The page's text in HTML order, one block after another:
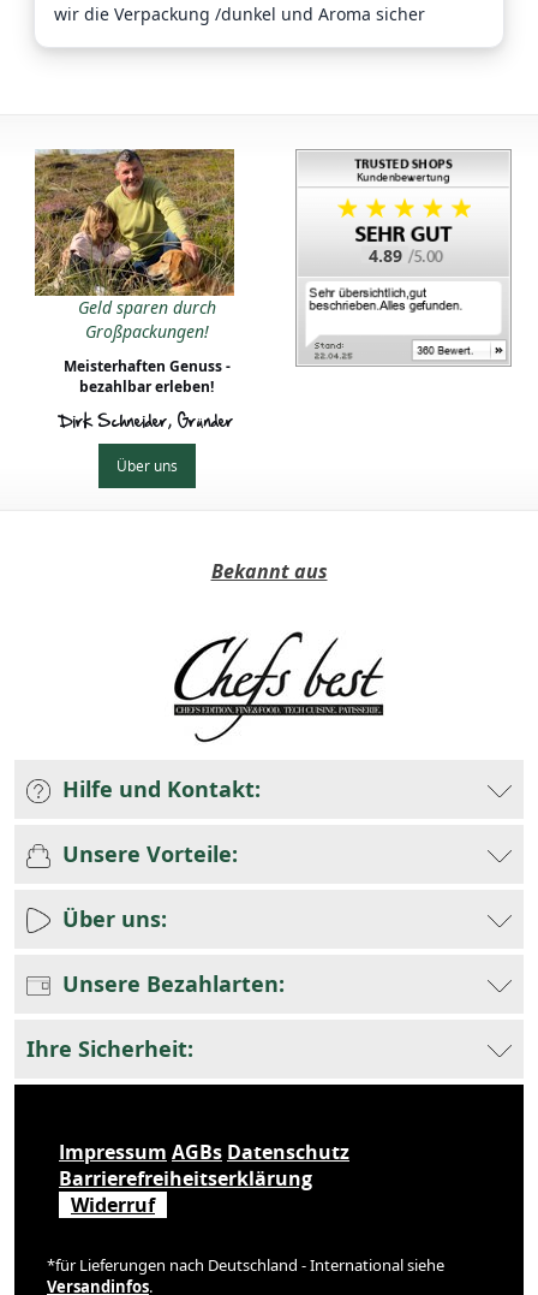
wir die Verpackung /dunkel und Aroma sicher
Geld sparen durch
Großpackungen!
Meisterhaften Genuss -
bezahlbar erleben!
Dirk Schneider, Gründer
Über uns
4.89
Bekannt aus
Hilfe und Kontakt:
Unsere Vorteile:
Über uns:
Unsere Bezahlarten:
Ihre Sicherheit:
Impressum AGBs Datenschutz
Barrierefreiheitserklärung
Widerruf
*für Lieferungen nach Deutschland - International siehe
Versandinfos.